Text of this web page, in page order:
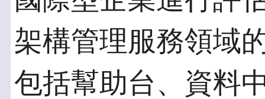
架構管理服務領域
包括幫助台、資料